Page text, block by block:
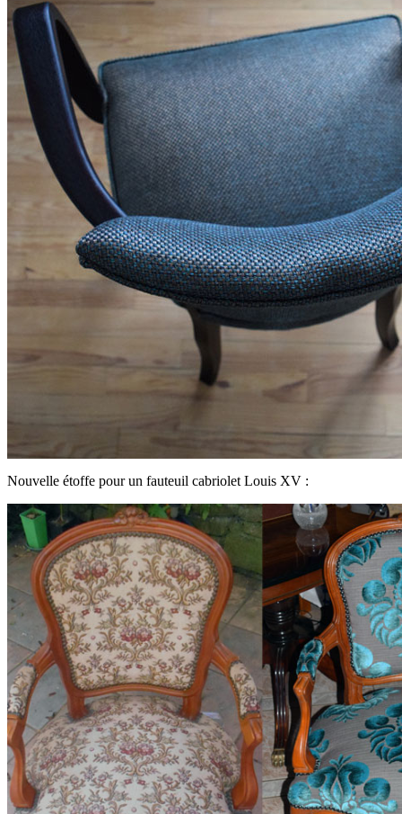
Nouvelle étoffe pour un fauteuil cabriolet Louis XV :